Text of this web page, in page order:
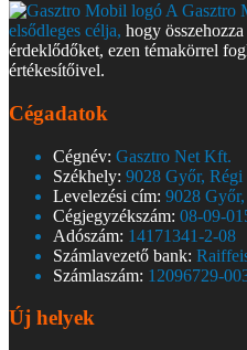
A Gasztro
elsődleges célja, hogy
érdeklődőket, ezen témakörrel
értékesítőivel.
Cégadatok
Cégnév: Gasztro Net Kft.
Székhely: 9028 Győr, Régi
Levelezési cím: 9028
Cégjegyzékszám: 08-09-
Adószám: 14171341-2-08
Számlavezető bank:
Számlaszám: 12096729-
Új helyek